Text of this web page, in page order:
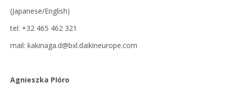
(Japanese/English)
tel: +32 465 462 321
mail: kakinaga.d@bxl.daikineurope.com
Agnieszka PIóro